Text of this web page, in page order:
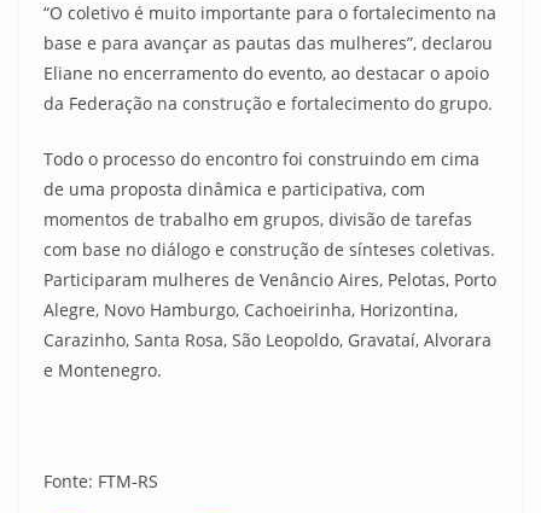
“O coletivo é muito importante para o fortalecimento na
base e para avançar as pautas das mulheres”, declarou
Eliane no encerramento do evento, ao destacar o apoio
da Federação na construção e fortalecimento do grupo.
Todo o processo do encontro foi construindo em cima
de uma proposta dinâmica e participativa, com
momentos de trabalho em grupos, divisão de tarefas
com base no diálogo e construção de sínteses coletivas.
Participaram mulheres de Venâncio Aires, Pelotas, Porto
Alegre, Novo Hamburgo, Cachoeirinha, Horizontina,
Carazinho, Santa Rosa, São Leopoldo, Gravataí, Alvorara
e Montenegro.
Fonte: FTM-RS